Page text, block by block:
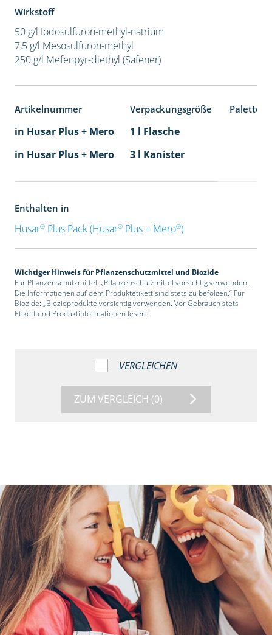
Wirkstoff
50 g/l Iodosulfuron-methyl-natrium
7,5 g/l Mesosulfuron-methyl
250 g/l Mefenpyr-diethyl (Safener)
Artikelnummer Verpackungsgröße
in Husar Plus + Mero
1 l Flasche
in Husar Plus + Mero
3 l Kanister
Enthalten in
Husar®Plus Pack (Husar®Plus + Mero®)
Wichtiger Hinweis für Pflanzenschutzmittel und Biozide
Für Pflanzenschutzmittel: „Pflanzenschutzmittel vorsichtig verwenden.
Die Informationen auf dem Produktetikett sind stets zu befolgen.“ Für
Biozide: „Biozidprodukte vorsichtig verwenden. Vor Gebrauch stets
Etikett und Produktinformationen lesen.“
VERGLEICHEN
ZUM VERGLEICH (0)